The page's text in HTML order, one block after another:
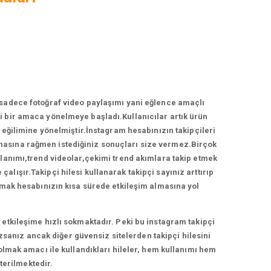
fotoğraf video paylaşımı yani eğlence amaçlı
amaca yönelmeye başladı.Kullanıcılar artık ürün
yönelmiştir.İnstagram hesabınızın takipçileri
rağmen istediğiniz sonuçları size vermez.Birçok
videolar,çekimi trend akımlara takip etmek
hilesi kullanarak takipçi sayınız arttırıp
hesabınızın kısa sürede etkileşim almasına yol
hızlı sokmaktadır. Peki bu instagram takipçi
ancak diğer güvensiz sitelerden takipçi hilesini
amacı ile kullandıkları hileler, hem kullanımı hem